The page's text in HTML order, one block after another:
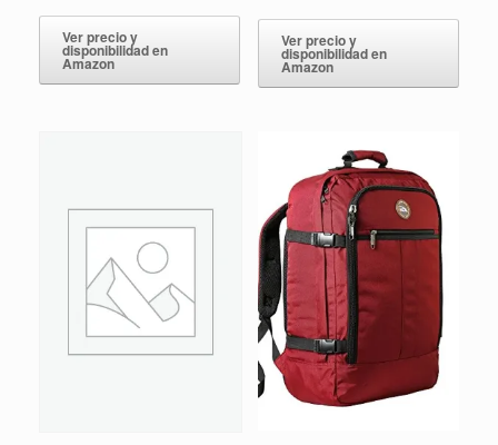
original
44,95€.
actual
21,90€.
Ver precio y
disponibilidad en
Amazon
Ver precio y
disponibilidad en
Amazon